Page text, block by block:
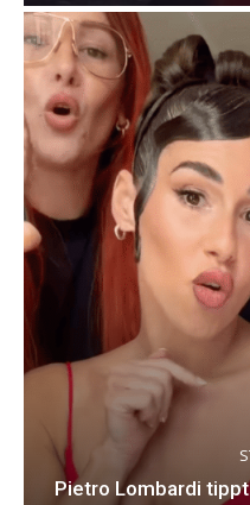
Pietro Lombardi